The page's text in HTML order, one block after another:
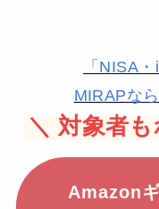
「NISA
MIRAPな
＼ 対象者
Amazon